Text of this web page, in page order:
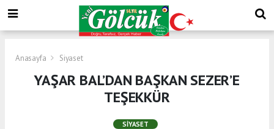
Anasayfa Siyaset
YAŞAR BAL’DAN BAŞKAN SEZER’E
TEŞEKKÜR
SIYASET